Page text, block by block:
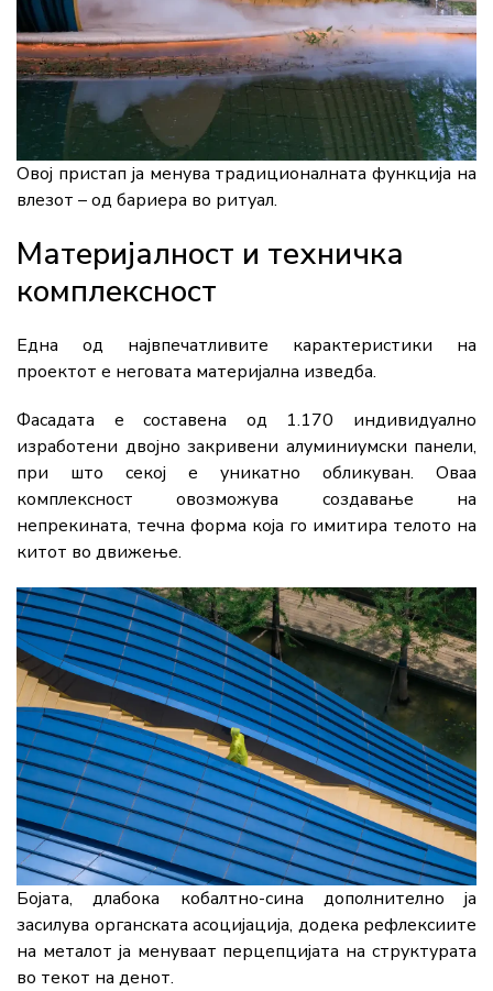
Овој пристап ја менува традиционалната функција на
влезот – од бариера во ритуал.
Материјалност и техничка
комплексност
Една од највпечатливите карактеристики на
проектот е неговата материјална изведба.
Фасадата е составена од 1.170 индивидуално
изработени двојно закривени алуминиумски панели,
при што секој е уникатно обликуван. Оваа
комплексност овозможува создавање на
непрекината, течна форма која го имитира телото на
китот во движење.
Бојата, длабока кобалтно-сина дополнително ја
засилува органската асоцијација, додека рефлексиите
на металот ја менуваат перцепцијата на структурата
во текот на денот.